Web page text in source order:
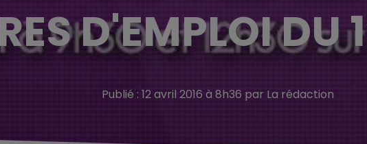
D'EMPLOI DU
Publié : 12 avril 2016 à 8h36 par La rédaction